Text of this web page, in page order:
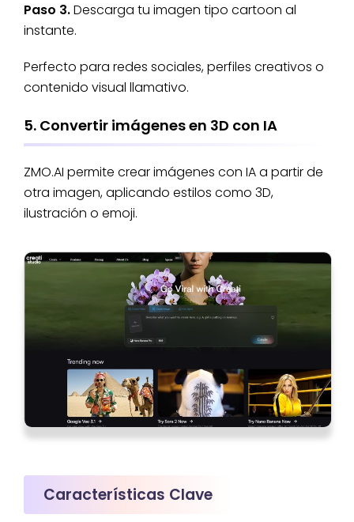
Paso 3.Descarga tu imagen tipo cartoon al
instante.
Perfecto para redes sociales, perfiles creativos o
contenido visual llamativo.
5. Convertir imágenes en 3D con IA
ZMO.AI permite crear imágenes con IA a partir de
otra imagen, aplicando estilos como 3D,
ilustración o emoji.
Características Clave